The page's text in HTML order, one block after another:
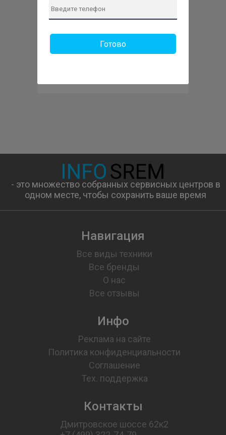
Отправить заявку
- это множество собранных сервисных центров в
одном месте, чтобы сохранить ваше время
Навигация
Все виды техники
Все бренды
О нас
Все отзывы
Инфо
Реклама на сайте
Политика конфиденциальности
Соглашение
Тех. поддержка
Контакты
Дмитровское шоссе 62к2
Готово